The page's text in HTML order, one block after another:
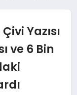
Yazısı
ve 6 Bin